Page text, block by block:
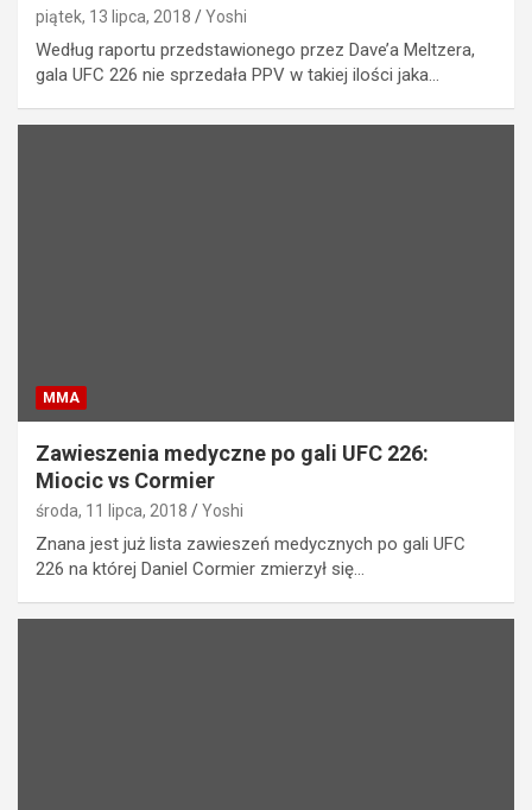
piątek, 13 lipca, 2018 Yoshi
Według raportu przedstawionego przez Dave’a Meltzera,
gala UFC 226 nie sprzedała PPV w takiej ilości jaka…
MMA
Zawieszenia medyczne po gali UFC 226:
Miocic vs Cormier
środa, 11 lipca, 2018 Yoshi
Znana jest już lista zawieszeń medycznych po gali UFC
226 na której Daniel Cormier zmierzył się…